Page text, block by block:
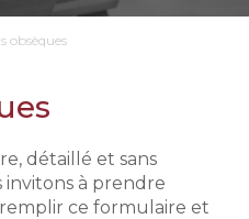
obsèques
détaillé et sans
à prendre
ce formulaire et